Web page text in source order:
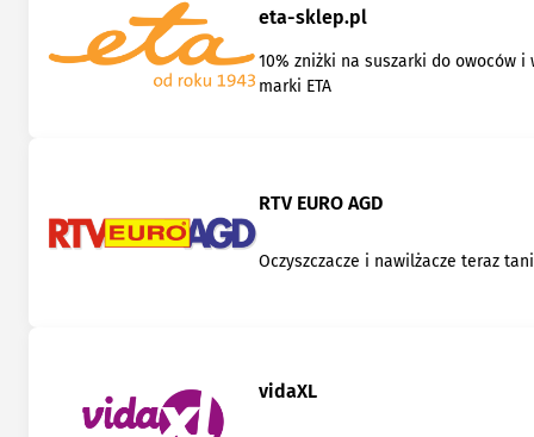
eta-sklep.pl
10% zniżki na suszarki do owoców i
marki ETA
RTV EURO AGD
Oczyszczacze i nawilżacze teraz
vidaXL